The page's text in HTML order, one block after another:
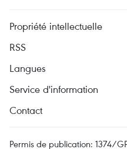
Propriété intellectuelle
RSS
Langues
Service d'information
Contact
Permis de publication: 1374/